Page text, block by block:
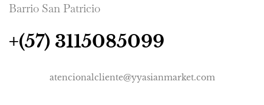
Barrio San Patricio
+(57) 3115085099
atencionalcliente@yyasianmarket.com